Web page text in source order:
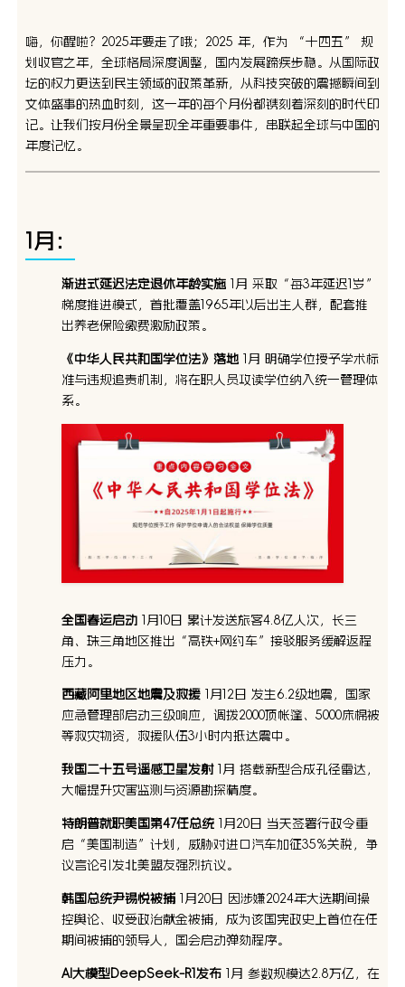
嗨，你醒啦？2025年要走了哦；2025 年，作为 “十四五” 规
划收官之年，全球格局深度调整，国内发展蹄疾步稳。从国际政
坛的权力更迭到民生领域的政策革新，从科技突破的震撼瞬间到
文体盛事的热血时刻，这一年的每个月份都镌刻着深刻的时代印
记。让我们按月份全景呈现全年重要事件，串联起全球与中国的
年度记忆。
1月：
渐进式延迟法定退休年龄实施
1月 采取“每3年延迟1岁”
梯度推进模式，首批覆盖1965年以后出生人群，配套推
出养老保险缴费激励政策。
《中华人民共和国学位法》落地
1月 明确学位授予学术标
准与违规追责机制，将在职人员攻读学位纳入统一管理体
系。
全国春运启动 1月10日 累计发送旅客4.8亿人次，长三
角、珠三角地区推出“高铁+网约车”接驳服务缓解返程
压力。
西藏阿里地区地震及救援
1月12日 发生6.2级地震，国家
应急管理部启动三级响应，调拨2000顶帐篷、5000床棉被
等救灾物资，救援队伍3小时内抵达震中。
我国二十五号遥感卫星发射1月 搭载新型合成孔径雷达，
大幅提升灾害监测与资源勘探精度。
特朗普就职美国第47任总统 1月20日 当天签署行政令重
启“美国制造”计划，威胁对进口汽车加征35%关税，争
议言论引发北美盟友强烈抗议。
韩国总统尹锡悦被捕
1月20日 因涉嫌2024年大选期间操
控舆论、收受政治献金被捕，成为该国宪政史上首位在任
期间被捕的领导人，国会启动弹劾程序。
AI大模型DeepSeek-R1发布 1月 参数规模达2.8万亿，在